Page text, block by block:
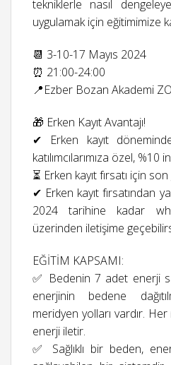
tekniklerle nasıl
uygulamak için eğitimimize
📆 3-10-17 Mayıs 2024
⏰ 21:00-24:00
📍Ezber Bozan Akademi
🎁 Erken Kayıt Avantajı!
✔ Erken kayıt
katılımcılarımıza özel, %10
⏳ Erken kayıt fırsatı için
✔ Erken kayıt fırsatından
2024 tarihine kadar
üzerinden iletişime
EĞİTİM KAPSAMI:
✅ Bedenin 7 adet enerji
enerjinin bedene
meridyen yolları vardır.
enerji iletir.
✅ Sağlıklı bir beden,